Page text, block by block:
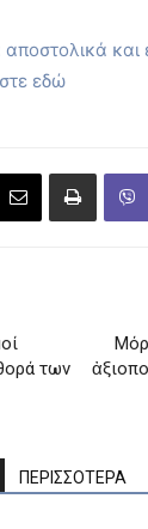
και
εδώ
των
ΠΕΡΙΣΣΟΤΕΡΑ